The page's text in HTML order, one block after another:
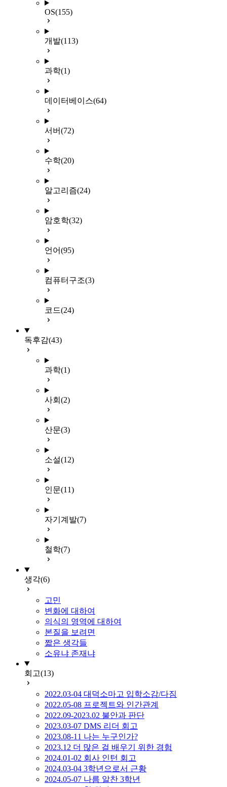
OS(155)
개발(113)
과학(1)
데이터베이스(64)
서버(72)
수학(20)
알고리즘(24)
암호학(32)
언어(95)
컴퓨터구조(3)
코드(24)
독후감(43)
과학(1)
사회 (2)
산문(3)
소설(12)
인문(11)
자기계발(7)
철학(7)
생각(6)
고민
변화에 대하여
의식의 영역에 대하여
본질을 보려면
짧은 생각들
소유냐 존재냐
회고(13)
2022.03-04 대덕소마고 입학소감/다짐
2022.05-08 프로젝트와 인간관계
2022.09-2023.02 불안과 판단
2023.03-07 DMS 리더 회고
2023.08-11 나는 누구인가?
2023.12 더 많은 걸 배우기 위한 경험
2024.01-02 회사 인턴 회고
2024.03-04 3학년으로서 근황
2024.05-07 나름 알찬 3학년